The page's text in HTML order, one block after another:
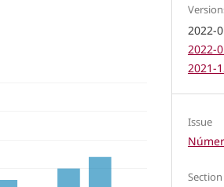
2022-
2022-
2021-
Issue
Section